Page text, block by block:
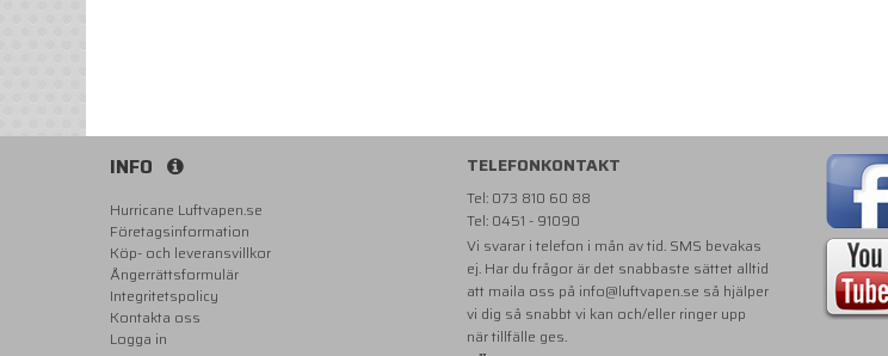
INFO
Hurricane Luftvapen.se
Företagsinformation
Köp- och leveransvillkor
Ångerrättsformulär
Integritetspolicy
Kontakta oss
Logga in
TELEFONKONTAKT
Tel: 073 810 60 88
Tel: 0451 - 91090
Vi svarar i telefon i mån av tid. SMS bevakas
ej. Har du frågor är det snabbaste sättet alltid
att maila oss på info@luftvapen.se så hjälper
vi dig så snabbt vi kan och/eller ringer upp
när tillfälle ges.